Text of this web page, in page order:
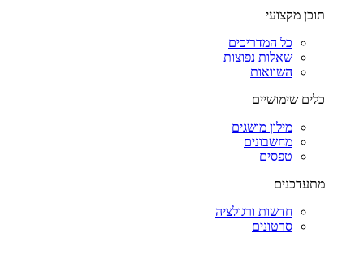
תוכן מקצועי
כל המדריכים
שאלות נפוצות
השוואות
כלים שימושיים
מילון מושגים
מחשבונים
טפסים
מתעדכנים
חדשות ורגולציה
סרטונים